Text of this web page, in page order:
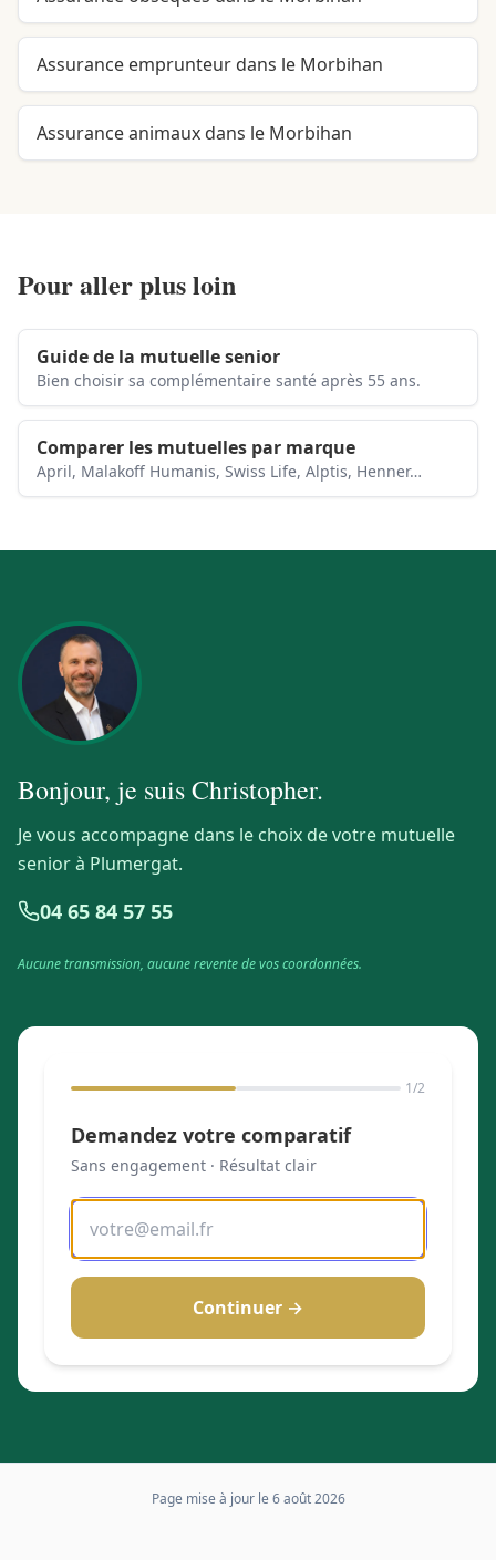
Assurance emprunteur dans le Morbihan
Assurance animaux dans le Morbihan
Pour aller plus loin
Guide de la mutuelle senior
Bien choisir sa complémentaire santé après 55 ans.
Comparer les mutuelles par marque
April, Malakoff Humanis, Swiss Life, Alptis, Henner…
Bonjour, je suisChristopher.
Je vous accompagne dans le choix de votre mutuelle
senior à Plumergat.
04 65 84 57 55
Aucune transmission, aucune revente de vos coordonnées.
1/2
Demandez votre comparatif
Sans engagement · Résultat clair
Continuer →
Page mise à jour le 6 août 2026